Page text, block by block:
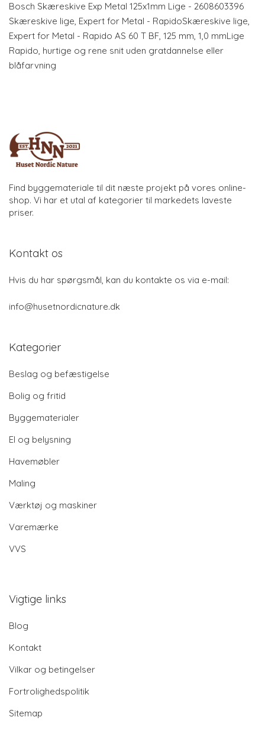
Bosch Skæreskive Exp Metal 125x1mm Lige - 2608603396
Skæreskive lige, Expert for Metal - RapidoSkæreskive lige,
Expert for Metal - Rapido AS 60 T BF, 125 mm, 1,0 mmLige
Rapido, hurtige og rene snit uden gratdannelse eller
blåfarvning
Find byggemateriale til dit næste projekt på vores online-
shop. Vi har et utal af kategorier til markedets laveste
priser.
Kontakt os
Hvis du har spørgsmål, kan du kontakte os via e-mail:
info@husetnordicnature.dk
Kategorier
Beslag og befæstigelse
Bolig og fritid
Byggematerialer
El og belysning
Havemøbler
Maling
Værktøj og maskiner
Varemærke
VVS
Vigtige links
Blog
Kontakt
Vilkar og betingelser
Fortrolighedspolitik
Sitemap